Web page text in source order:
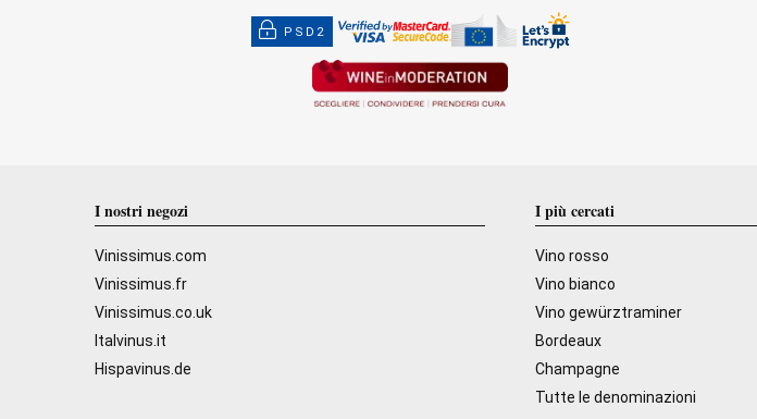
PSD2
I nostri negozi
Vinissimus.com
Vinissimus.fr
Vinissimus.co.uk
Italvinus.it
Hispavinus.de
I più cercati
Vino rosso
Vino bianco
Vino gewürztraminer
Bordeaux
Champagne
Tutte le denominazioni